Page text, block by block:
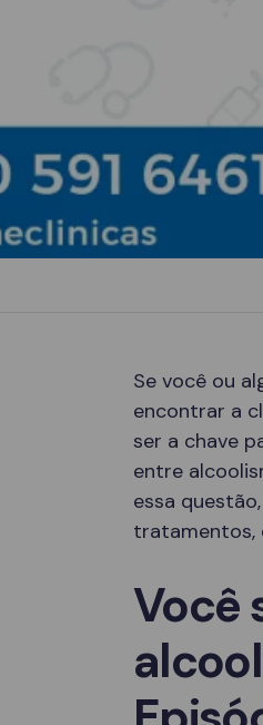
Se você ou
encontrar a
ser a chave
entre
essa
tratamentos,
Você